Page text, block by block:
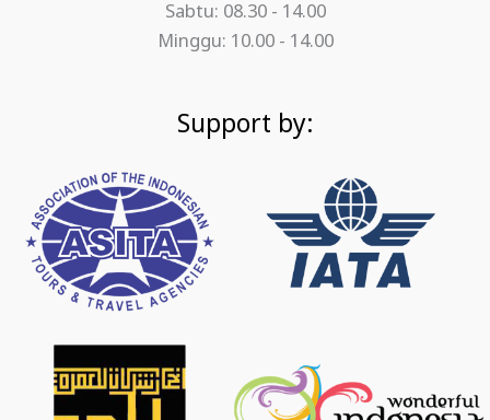
Sabtu: 08.30 - 14.00
Minggu: 10.00 - 14.00
Support by: